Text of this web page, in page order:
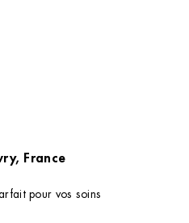
France
pour vos soins